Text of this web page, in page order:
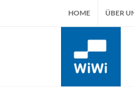
HOME ÜBER